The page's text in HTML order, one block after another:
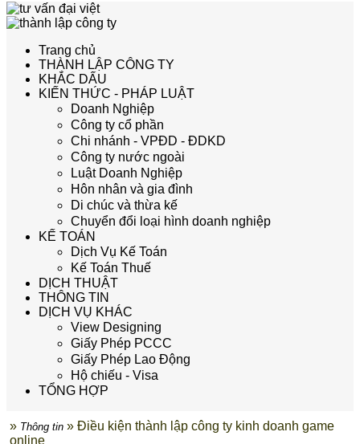
Trang chủ
THÀNH LẬP CÔNG TY
KHẮC DẤU
KIẾN THỨC - PHÁP LUẬT
Doanh Nghiệp
Công ty cổ phần
Chi nhánh - VPĐD - ĐDKD
Công ty nước ngoài
Luật Doanh Nghiệp
Hôn nhân và gia đình
Di chúc và thừa kế
Chuyển đổi loại hình doanh nghiệp
KẾ TOÁN
Dịch Vụ Kế Toán
Kế Toán Thuế
DỊCH THUẬT
THÔNG TIN
DỊCH VỤ KHÁC
View Designing
Giấy Phép PCCC
Giấy Phép Lao Động
Hộ chiếu - Visa
TỔNG HỢP
» Thông tin » Điều kiện thành lập công ty kinh doanh game
online